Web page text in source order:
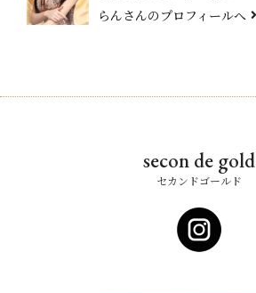
らんさんのプロフィールへ
secon de gold
セカンドゴールド